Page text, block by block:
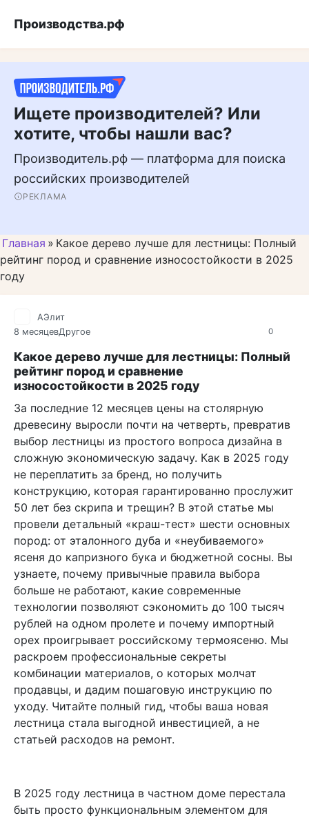
Производства.рф
Ищете производителей? Или
хотите, чтобы нашли вас?
Производитель.рф — платформа для поиска
российских производителей
РЕКЛАМА
Главная » Какое дерево лучше для лестницы: Полный
рейтинг пород и сравнение износостойкости в 2025
году
0
АЭлит
8 месяцевДругое
Какое дерево лучше для лестницы: Полный
рейтинг пород и сравнение
износостойкости в 2025 году
За последние 12 месяцев цены на столярную
древесину выросли почти на четверть, превратив
выбор лестницы из простого вопроса дизайна в
сложную экономическую задачу. Как в 2025 году
не переплатить за бренд, но получить
конструкцию, которая гарантированно прослужит
50 лет без скрипа и трещин? В этой статье мы
провели детальный «краш-тест» шести основных
пород: от эталонного дуба и «неубиваемого»
ясеня до капризного бука и бюджетной сосны. Вы
узнаете, почему привычные правила выбора
больше не работают, какие современные
технологии позволяют сэкономить до 100 тысяч
рублей на одном пролете и почему импортный
орех проигрывает российскому термоясеню. Мы
раскроем профессиональные секреты
комбинации материалов, о которых молчат
продавцы, и дадим пошаговую инструкцию по
уходу. Читайте полный гид, чтобы ваша новая
лестница стала выгодной инвестицией, а не
статьей расходов на ремонт.
В 2025 году лестница в частном доме перестала
быть просто функциональным элементом для